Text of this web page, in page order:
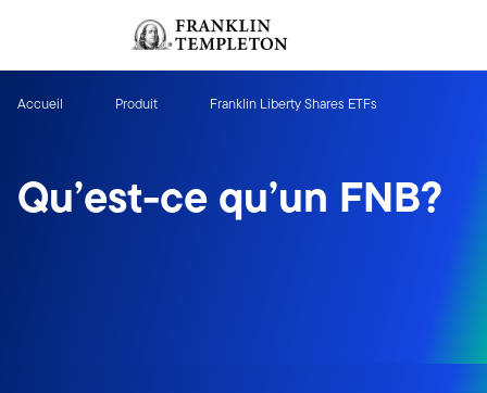
Header menu toggle
Ouverture de session
Accueil Produit Franklin Liberty Shares ETFs
Qu’est-ce qu’un FNB?